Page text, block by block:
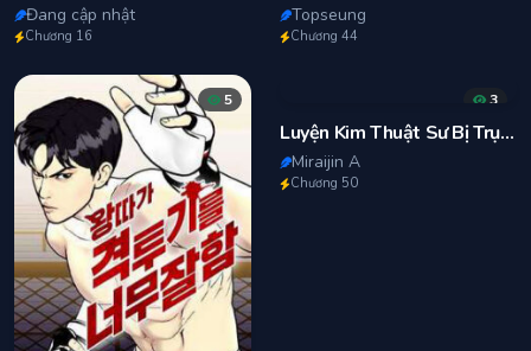
Đang cập nhật
Chương 16
Topseung
Chương 44
5 3
Luyện Kim Thuật Sư Bị Trục Xuất, Có Muốn Xây Dựng Hầm Ngục Mạnh Nhất Không?
Miraijin A
Chương 50